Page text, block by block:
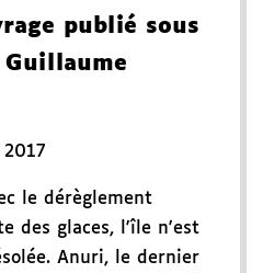
publié sous
Guillaume
2017
le dérèglement
des glaces, l'île n'est
Anuri, le dernier